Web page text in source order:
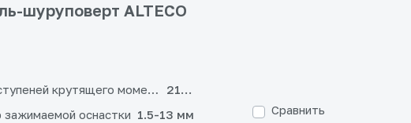
шуруповерт ALTECO
крутящего момента 21+3
зажимаемой оснастки 1.5-13 мм
Сравнить